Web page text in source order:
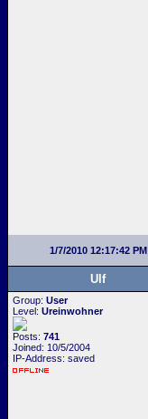
1/7/2010 12:17:42 PM
Ulf
Group: User
Level: Ureinwohner
Posts: 741
Joined: 10/5/2004
IP-Address: saved